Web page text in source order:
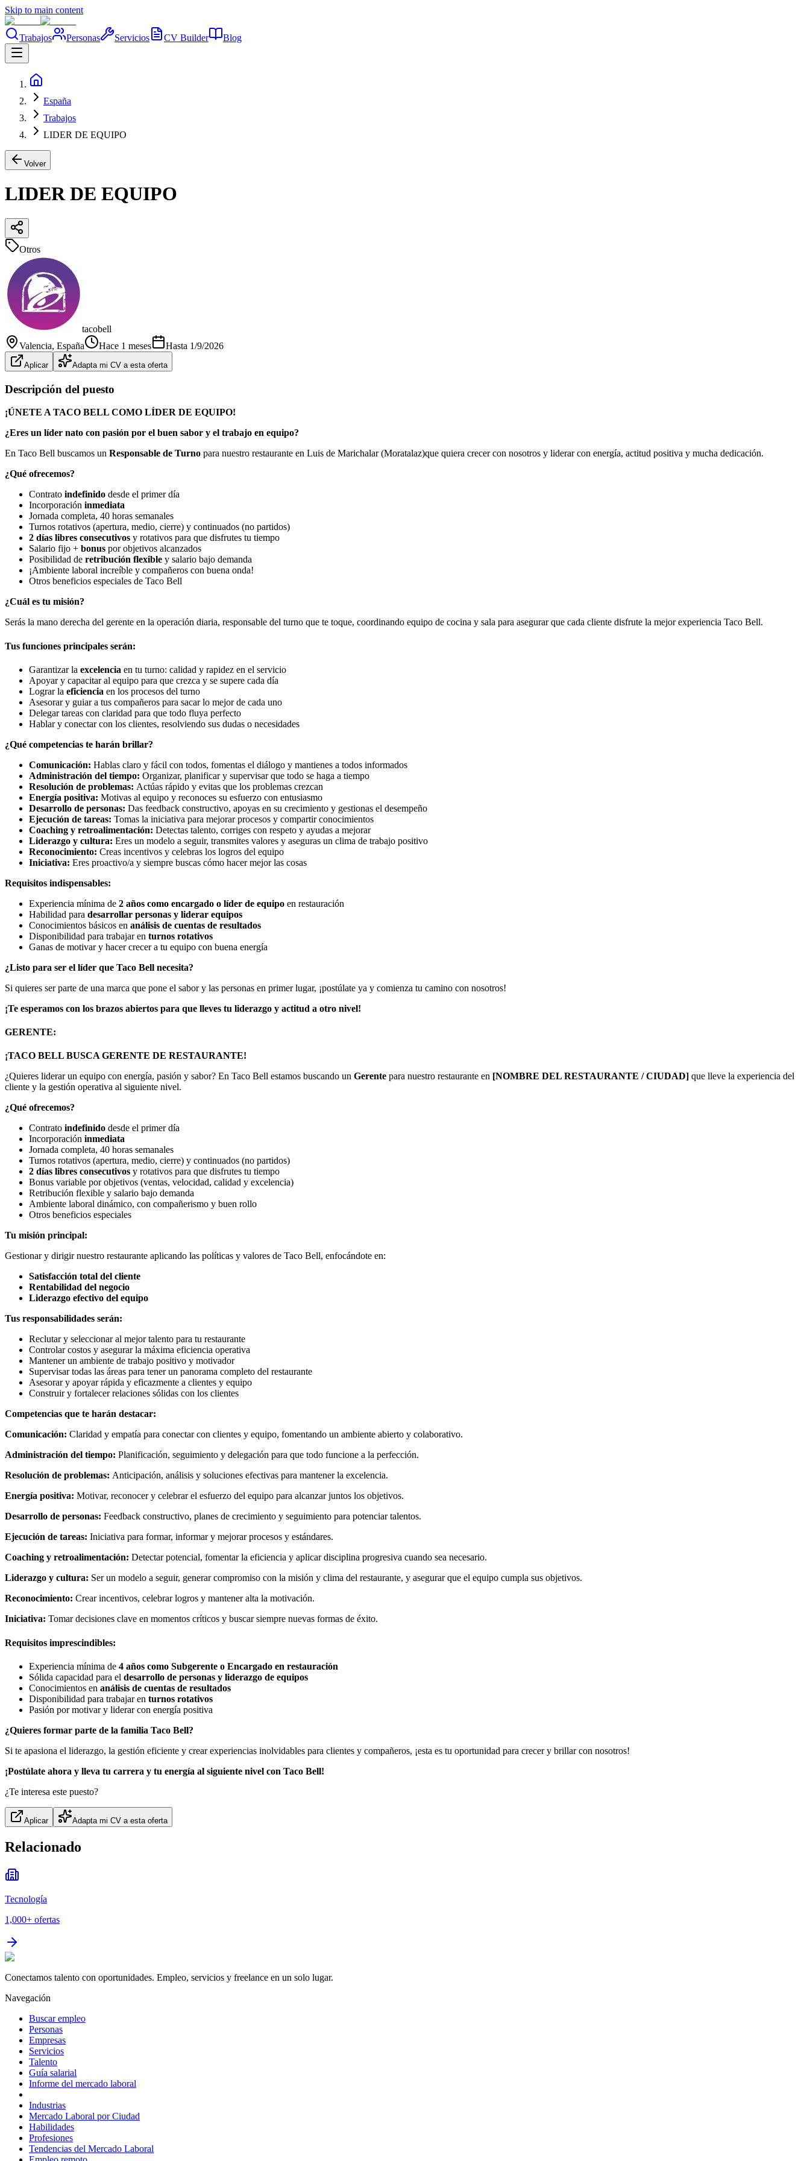
Skip to main content
Trabajos Personas Servicios CV Builder Blog
España
Trabajos
LIDER DE EQUIPO
Volver
LIDER DE EQUIPO
Otros
tacobell
Valencia, España Hace 1 meses Hasta 1/9/2026
Aplicar Adapta mi CV a esta oferta
Descripción del puesto
¡ÚNETE A TACO BELL COMO LÍDER DE EQUIPO!
¿Eres un líder nato con pasión por el buen sabor y el trabajo en equipo?
En Taco Bell buscamos un Responsable de Turno para nuestro restaurante en Luis de Marichalar (Moratalaz)que quiera crecer con nosotros y liderar con energía, actitud positiva y mucha dedicación.
¿Qué ofrecemos?
Contrato indefinido desde el primer día
Incorporación inmediata
Jornada completa, 40 horas semanales
Turnos rotativos (apertura, medio, cierre) y continuados (no partidos)
2 días libres consecutivos y rotativos para que disfrutes tu tiempo
Salario fijo + bonus por objetivos alcanzados
Posibilidad de retribución flexible y salario bajo demanda
¡Ambiente laboral increíble y compañeros con buena onda!
Otros beneficios especiales de Taco Bell
¿Cuál es tu misión?
Serás la mano derecha del gerente en la operación diaria, responsable del turno que te toque, coordinando equipo de cocina y sala para asegurar que cada cliente disfrute la mejor experiencia Taco Bell.
Tus funciones principales serán:
Garantizar la excelencia en tu turno: calidad y rapidez en el servicio
Apoyar y capacitar al equipo para que crezca y se supere cada día
Lograr la eficiencia en los procesos del turno
Asesorar y guiar a tus compañeros para sacar lo mejor de cada uno
Delegar tareas con claridad para que todo fluya perfecto
Hablar y conectar con los clientes, resolviendo sus dudas o necesidades
¿Qué competencias te harán brillar?
Comunicación: Hablas claro y fácil con todos, fomentas el diálogo y mantienes a todos informados
Administración del tiempo: Organizar, planificar y supervisar que todo se haga a tiempo
Resolución de problemas: Actúas rápido y evitas que los problemas crezcan
Energía positiva: Motivas al equipo y reconoces su esfuerzo con entusiasmo
Desarrollo de personas: Das feedback constructivo, apoyas en su crecimiento y gestionas el desempeño
Ejecución de tareas: Tomas la iniciativa para mejorar procesos y compartir conocimientos
Coaching y retroalimentación: Detectas talento, corriges con respeto y ayudas a mejorar
Liderazgo y cultura: Eres un modelo a seguir, transmites valores y aseguras un clima de trabajo positivo
Reconocimiento: Creas incentivos y celebras los logros del equipo
Iniciativa: Eres proactivo/a y siempre buscas cómo hacer mejor las cosas
Requisitos indispensables:
Experiencia mínima de 2 años como encargado o líder de equipo en restauración
Habilidad para desarrollar personas y liderar equipos
Conocimientos básicos en análisis de cuentas de resultados
Disponibilidad para trabajar en turnos rotativos
Ganas de motivar y hacer crecer a tu equipo con buena energía
¿Listo para ser el líder que Taco Bell necesita?
Si quieres ser parte de una marca que pone el sabor y las personas en primer lugar, ¡postúlate ya y comienza tu camino con nosotros!
¡Te esperamos con los brazos abiertos para que lleves tu liderazgo y actitud a otro nivel!
GERENTE:
¡TACO BELL BUSCA GERENTE DE RESTAURANTE!
¿Quieres liderar un equipo con energía, pasión y sabor? En Taco Bell estamos buscando un Gerente para nuestro restaurante en [NOMBRE DEL RESTAURANTE / CIUDAD] que lleve la experiencia del
cliente y la gestión operativa al siguiente nivel.
¿Qué ofrecemos?
Contrato indefinido desde el primer día
Incorporación inmediata
Jornada completa, 40 horas semanales
Turnos rotativos (apertura, medio, cierre) y continuados (no partidos)
2 días libres consecutivos y rotativos para que disfrutes tu tiempo
Bonus variable por objetivos (ventas, velocidad, calidad y excelencia)
Retribución flexible y salario bajo demanda
Ambiente laboral dinámico, con compañerismo y buen rollo
Otros beneficios especiales
Tu misión principal:
Gestionar y dirigir nuestro restaurante aplicando las políticas y valores de Taco Bell, enfocándote en:
Satisfacción total del cliente
Rentabilidad del negocio
Liderazgo efectivo del equipo
Tus responsabilidades serán:
Reclutar y seleccionar al mejor talento para tu restaurante
Controlar costos y asegurar la máxima eficiencia operativa
Mantener un ambiente de trabajo positivo y motivador
Supervisar todas las áreas para tener un panorama completo del restaurante
Asesorar y apoyar rápida y eficazmente a clientes y equipo
Construir y fortalecer relaciones sólidas con los clientes
Competencias que te harán destacar:
Comunicación: Claridad y empatía para conectar con clientes y equipo, fomentando un ambiente abierto y colaborativo.
Administración del tiempo: Planificación, seguimiento y delegación para que todo funcione a la perfección.
Resolución de problemas: Anticipación, análisis y soluciones efectivas para mantener la excelencia.
Energía positiva: Motivar, reconocer y celebrar el esfuerzo del equipo para alcanzar juntos los objetivos.
Desarrollo de personas: Feedback constructivo, planes de crecimiento y seguimiento para potenciar talentos.
Ejecución de tareas: Iniciativa para formar, informar y mejorar procesos y estándares.
Coaching y retroalimentación: Detectar potencial, fomentar la eficiencia y aplicar disciplina progresiva cuando sea necesario.
Liderazgo y cultura: Ser un modelo a seguir, generar compromiso con la misión y clima del restaurante, y asegurar que el equipo cumpla sus objetivos.
Reconocimiento: Crear incentivos, celebrar logros y mantener alta la motivación.
Iniciativa: Tomar decisiones clave en momentos críticos y buscar siempre nuevas formas de éxito.
Requisitos imprescindibles:
Experiencia mínima de 4 años como Subgerente o Encargado en restauración
Sólida capacidad para el desarrollo de personas y liderazgo de equipos
Conocimientos en análisis de cuentas de resultados
Disponibilidad para trabajar en turnos rotativos
Pasión por motivar y liderar con energía positiva
¿Quieres formar parte de la familia Taco Bell?
Si te apasiona el liderazgo, la gestión eficiente y crear experiencias inolvidables para clientes y compañeros, ¡esta es tu oportunidad para crecer y brillar con nosotros!
¡Postúlate ahora y lleva tu carrera y tu energía al siguiente nivel con Taco Bell!
¿Te interesa este puesto?
Aplicar Adapta mi CV a esta oferta
Relacionado
Tecnología
1,000+ ofertas
Conectamos talento con oportunidades. Empleo, servicios y freelance en un solo lugar.
Navegación
Buscar empleo
Personas
Empresas
Servicios
Talento
Guía salarial
Informe del mercado laboral
Industrias
Mercado Laboral por Ciudad
Habilidades
Profesiones
Tendencias del Mercado Laboral